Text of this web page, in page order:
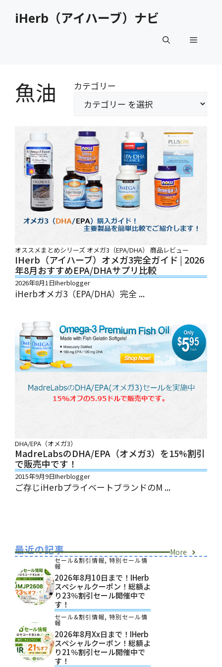
iHerb（アイハーブ）ナビ
メ
魚油 カテゴリー
オススメまとめシリーズ オメガ3（EPA/DHA） 商品レビュー
IHerb（アイハーブ）オメガ3完全ガイド | 2026
年8月おすすめEPA/DHAサプリ比較
2026年8月1日Iherblogger
iHerbオメガ3（EPA/DHA）完全 ...
DHA/EPA（オメガ3）
MadreLabsのDHA/EPA（オメガ3）を15%割引
で販売中です！
2015年9月9日Iherblogger
ご存じiHerbプライベートブランドのM ...
最近の記事 More
セール&割引情報, 特別セール情
報
2026年8月10日まで！iHerb
スペシャルクーポン！総額よ
り23％割引セール開催中で
す！
セール&割引情報, 特別セール情
報
2026年8月xx日まで！iHerb
スペシャルクーポン！総額よ
り21％割引セール開催中で
す！